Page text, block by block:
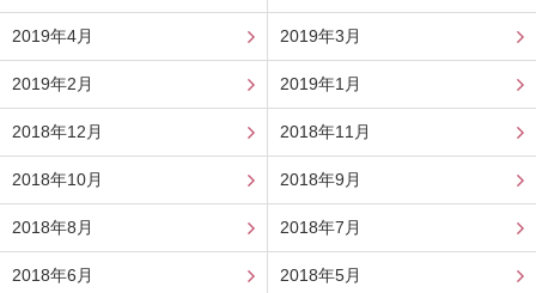
2019年4月 2019年3月
2019年2月 2019年1月
2018年12月 2018年11月
2018年10月 2018年9月
2018年8月 2018年7月
2018年6月 2018年5月